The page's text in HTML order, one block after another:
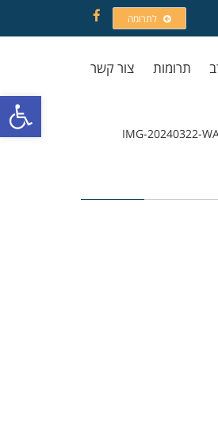
פתח
לתרומה
Facebook
תרומות צור קשר
IMG-20240322-